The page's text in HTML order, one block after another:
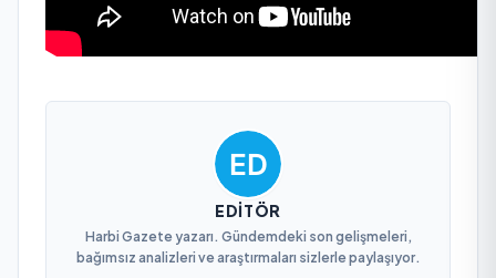
EDITÖR
Harbi Gazete yazarı. Gündemdeki son gelişmeleri,
bağımsız analizleri ve araştırmaları sizlerle paylaşıyor.